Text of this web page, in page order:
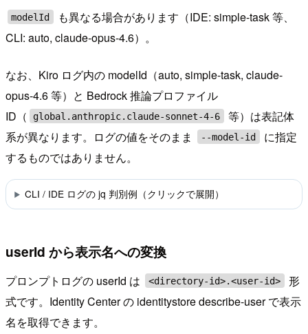
modelId
も異なる場合があります（IDE: simple-task 等、
CLI: auto, claude-opus-4.6）。
なお、Kiro ログ内の modelId（auto, simple-task, claude-
opus-4.6 等）と Bedrock 推論プロファイル
ID（
global.anthropic.claude-sonnet-4-6
等）は表記体
系が異なります。ログの値をそのまま
--model-id
に指定
するものではありません。
CLI / IDE ログの jq 判別例（クリックで展開）
userId から表示名への変換
プロンプトログの userId は <directory-id>.<user-id>
形
式です。Identity Center の identitystore describe-user で表示
名を取得できます。